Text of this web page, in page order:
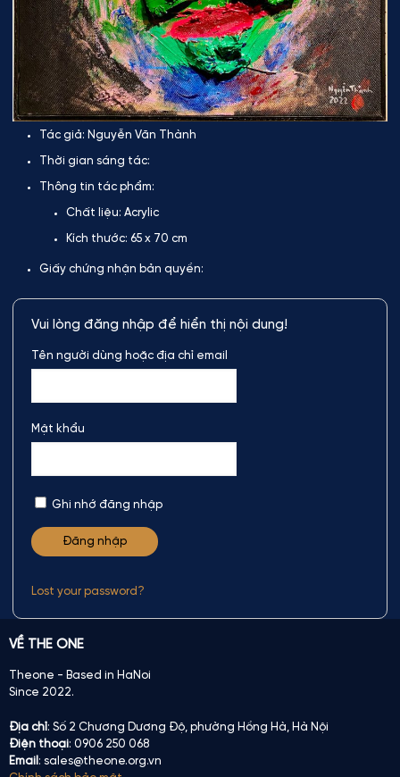
Tác giả: Nguyễn Văn Thành
Thời gian sáng tác:
Thông tin tác phẩm:
Chất liệu: Acrylic
Kích thước: 65 x 70 cm
Giấy chứng nhận bản quyền:
Vui lòng đăng nhập để hiển thị nội dung!
Tên người dùng hoặc địa chỉ email
Mật khẩu
Ghi nhớ đăng nhập
Lost your password?
VỀ THE ONE
Theone - Based in HaNoi
Since 2022.
Địa chỉ: Số 2 Chương Dương Độ, phường Hồng Hà, Hà Nội
Điện thoại: 0906 250 068
Email : sales@theone.org.vn